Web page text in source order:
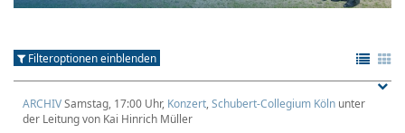
Filteroptionen einblenden
ARCHIVSamstag, 17:00 Uhr, Konzert,Schubert-Collegium Köln unter
der Leitung von Kai Hinrich Müller